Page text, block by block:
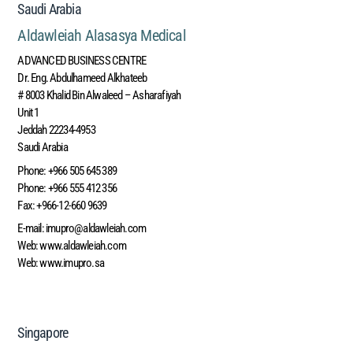
Saudi Arabia
Aldawleiah Alasasya Medical
ADVANCED BUSINESS CENTRE
Dr. Eng. Abdulhameed Alkhateeb
# 8003 Khalid Bin Alwaleed – Asharafiyah
Unit 1
Jeddah‎ 22234-4953
Saudi Arabia
Phone:+966 505 645 389
Phone:+966 555 412 356
Fax:+966-12-660 9639
E-mail:imupro@aldawleiah.com
Web:www.aldawleiah.com
Web:www.imupro.sa
Singapore